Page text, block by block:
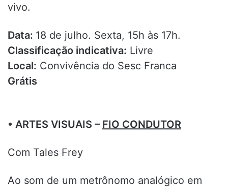
vivo.
Data: 18 de julho. Sexta, 15h às 17h.
Classificação indicativa: Livre
Local: Convivência do Sesc Franca
Grátis
• ARTES VISUAIS – FIO CONDUTOR
Com Tales Frey
Ao som de um metrônomo analógico em